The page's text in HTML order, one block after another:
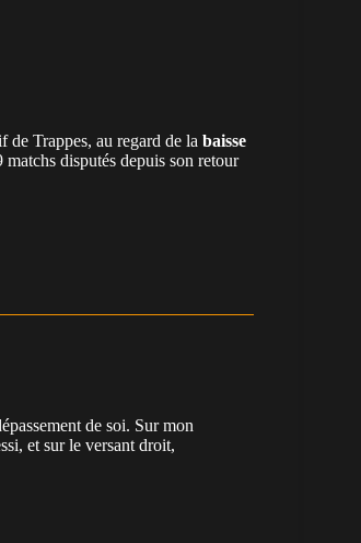
de Trappes, au regard de la baisse
disputés depuis son retour
de soi. Sur mon
et sur le versant droit,